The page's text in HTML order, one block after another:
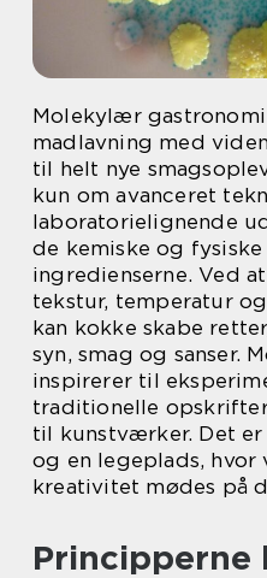
Molekylær
madlavning med
til helt nye
kun om avanceret
laboratorielignende
de kemiske og
ingredienserne. Ved
tekstur, temperatur
kan kokke skabe
syn, smag og sanser.
inspirerer til
traditionelle
til kunstværker. Det
og en legeplads, hvor
kreativitet mødes på
Principperne